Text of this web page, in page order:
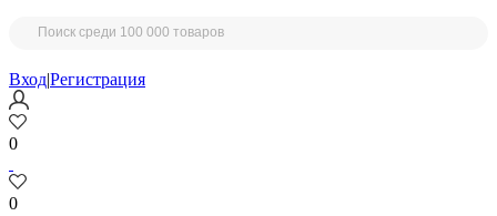
Вход|Регистрация
0
0